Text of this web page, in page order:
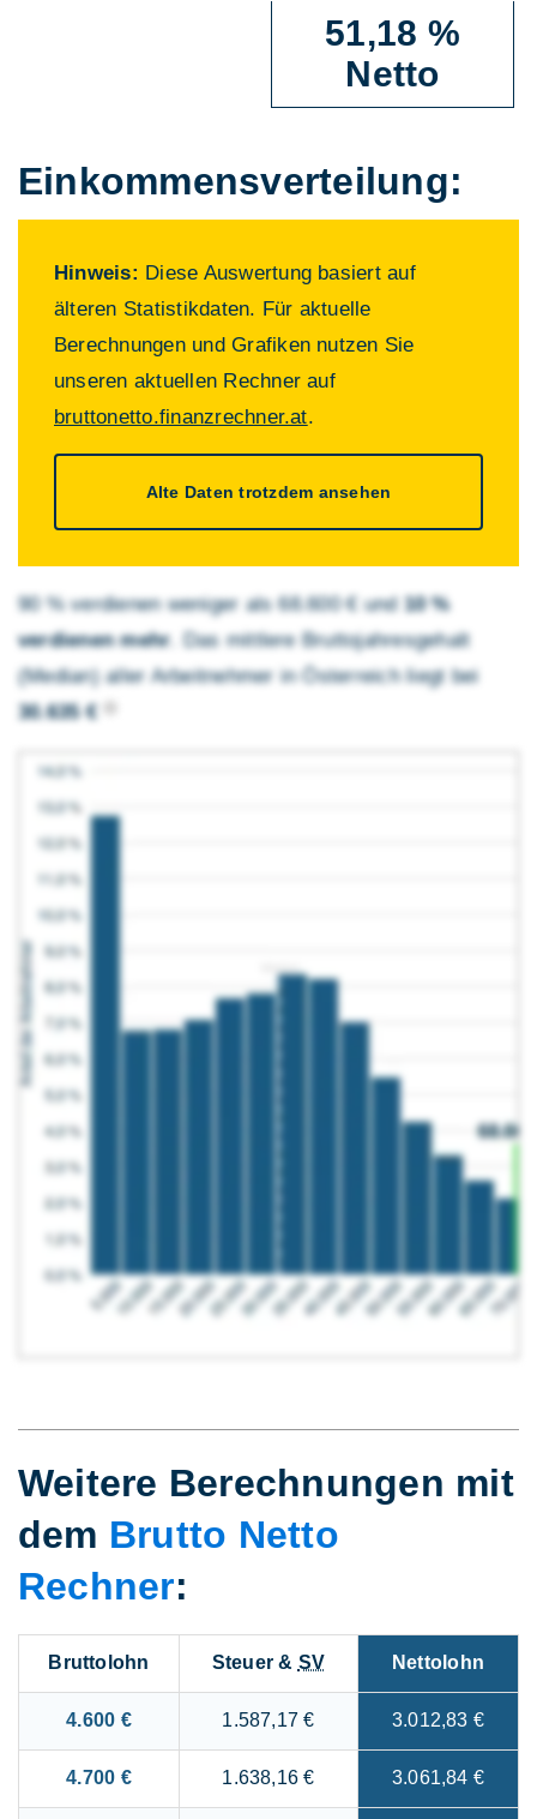
51,18 %
Netto
Einkommens­verteilung:
Hinweis: Diese Auswertung basiert auf
älteren Statistikdaten. Für aktuelle
Berechnungen und Grafiken nutzen Sie
unseren aktuellen Rechner auf
bruttonetto.finanzrechner.at.
Alte Daten trotzdem ansehen
90 % verdienen weniger als 68.600 € und 10 %
verdienen mehr . Das mittlere Brutto­jahres­gehalt
(Median) aller Arbeitnehmer in Österreich liegt bei
30.635 €
Weitere Berechnungen mit
dem Brutto Netto
Rechner:
Bruttolohn Steuer & SV Nettolohn
4.600 € 1.587,17 € 3.012,83 €
4.700 € 1.638,16 € 3.061,84 €